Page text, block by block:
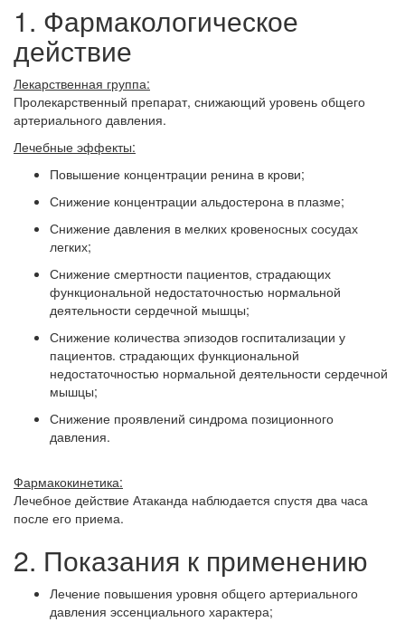
1. Фармакологическое
действие
Лекарственная группа:
Пролекарственный препарат, снижающий уровень общего
артериального давления.
Лечебные эффекты:
Повышение концентрации ренина в крови;
Снижение концентрации альдостерона в плазме;
Снижение давления в мелких кровеносных сосудах
легких;
Снижение смертности пациентов, страдающих
функциональной недостаточностью нормальной
деятельности сердечной мышцы;
Снижение количества эпизодов госпитализации у
пациентов. страдающих функциональной
недостаточностью нормальной деятельности сердечной
мышцы;
Снижение проявлений синдрома позиционного
давления.
Фармакокинетика:
Лечебное действие Атаканда наблюдается спустя два часа
после его приема.
2. Показания к применению
Лечение повышения уровня общего артериального
давления эссенциального характера;